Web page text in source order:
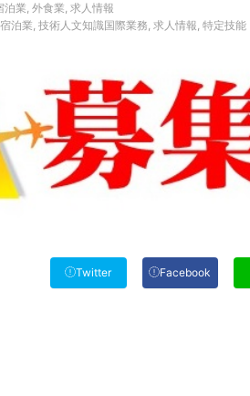
泊業, 外食業, 求人情報
宿泊業, 技術人文知識国際業務, 求人情報, 特定技能
Twitter Facebook